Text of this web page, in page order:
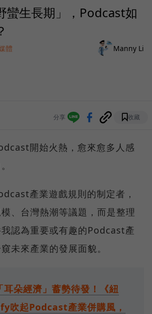
蠻生長期」，Podcast如
體 Manny Li
分享 收藏
開始火熱，愈來愈多人感
產業遊戲規則的制定者，
、台灣熱潮等議題，而是整理
認為重要或有趣的Podcast產
未來產業的發展面貌。
「耳朵經濟」蓄勢待發！《紐
吹起Podcast產業併購風，